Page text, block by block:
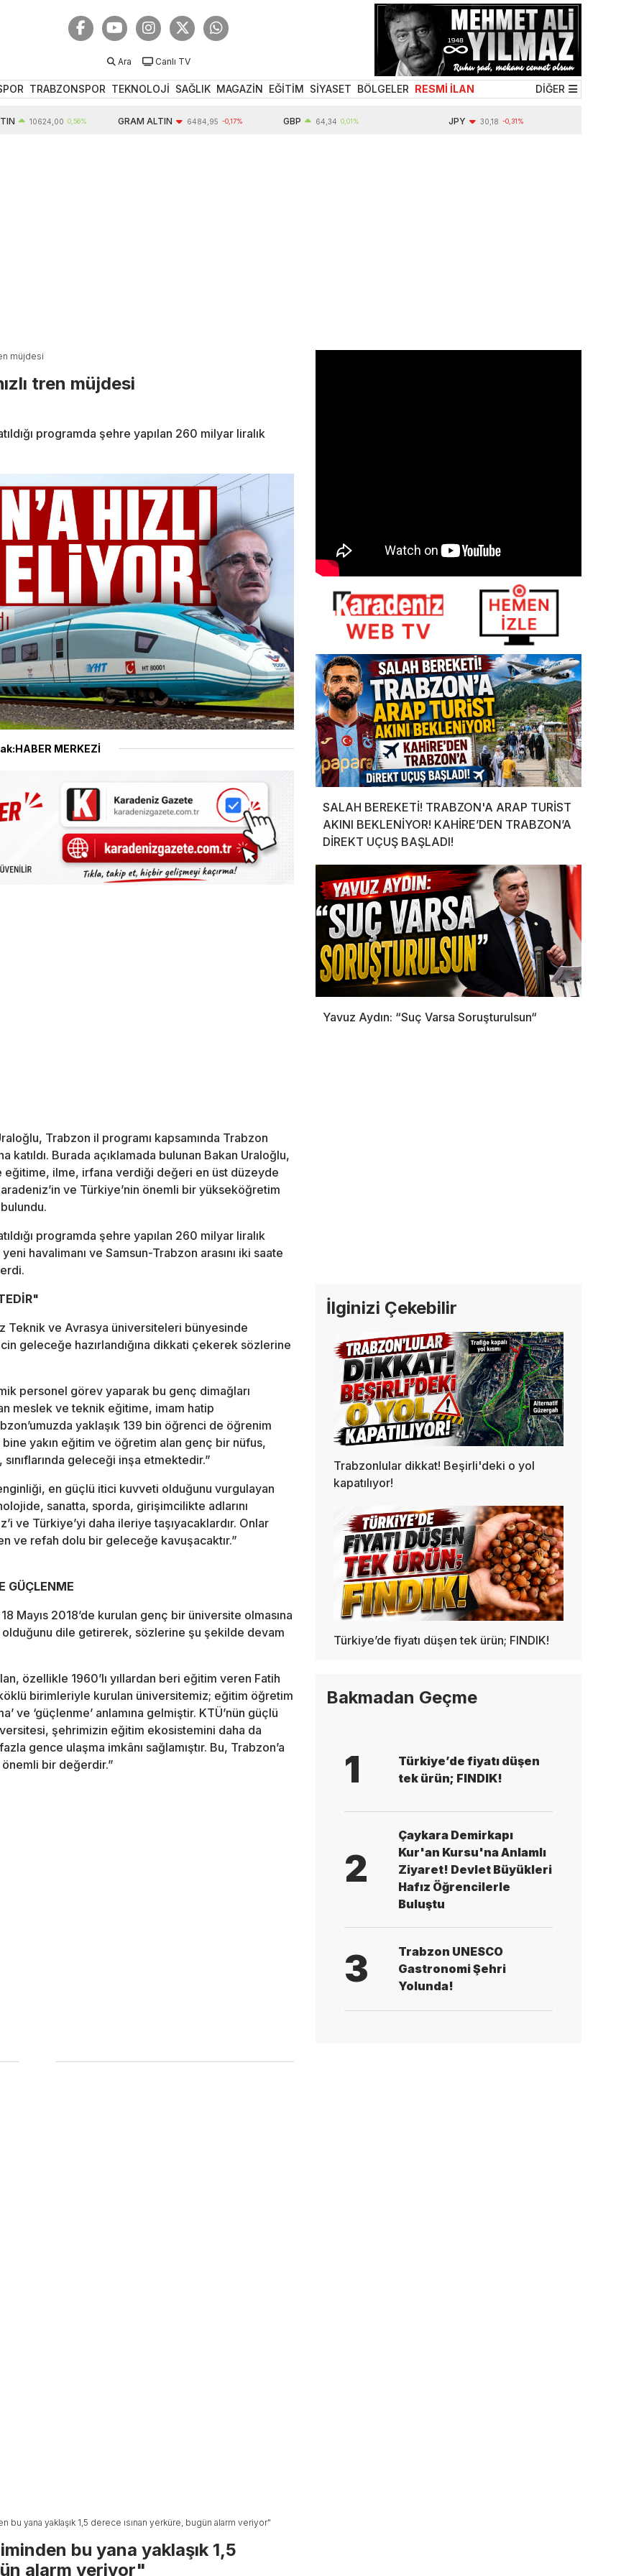
Ara Canlı TV
TRABZONSPOR TEKNOLOJİ SAĞLIK MAGAZİN EĞİTİM SİYASET BÖLGELER RESMİ İLAN DİĞER
10624,00 0,56% GRAM ALTIN 6484,95 -0,17% 64,34 0,01% 30,18 -0,31%
müjdesi
tren müjdesi
programda şehre yapılan 260 milyar liralık
MERKEZİ
Trabzon il programı kapsamında Trabzon
katıldı. Burada açıklamada bulunan Bakan Uraloğlu,
eğitime, ilme, irfana verdiği değeri en üst düzeyde
ve Türkiye’nin önemli bir yükseköğretim
programda şehre yapılan 260 milyar liralık
havalimanı ve Samsun-Trabzon arasını iki saate
Teknik ve Avrasya üniversiteleri bünyesinde
geleceğe hazırlandığına dikkati çekerek sözlerine
personel görev yaparak bu genç dimağları
meslek ve teknik eğitime, imam hatip
yaklaşık 139 bin öğrenci de öğrenim
yakın eğitim ve öğretim alan genç bir nüfus,
geleceği inşa etmektedir.”
en güçlü itici kuvveti olduğunu vurgulayan
sanatta, sporda, girişimcilikte adlarını
ve Türkiye’yi daha ileriye taşıyacaklardır. Onlar
ve refah dolu bir geleceğe kavuşacaktır.”
GÜÇLENME
Mayıs 2018’de kurulan genç bir üniversite olmasına
dile getirerek, sözlerine şu şekilde devam
özellikle 1960’lı yıllardan beri eğitim veren Fatih
birimleriyle kurulan üniversitemiz; eğitim öğretim
ve ‘güçlenme’ anlamına gelmiştir. KTÜ’nün güçlü
şehrimizin eğitim ekosistemini daha da
gence ulaşma imkânı sağlamıştır. Bu, Trabzon’a
önemli bir değerdir.”
bu yana yaklaşık 1,5 derece ısınan yerküre, bugün alarm veriyor"
bu yana yaklaşık 1,5
alarm veriyor"
SALAH BEREKETİ! TRABZON'A ARAP TURİST
AKINI BEKLENİYOR! KAHİRE’DEN TRABZON’A
DİREKT UÇUŞ BAŞLADI!
Yavuz Aydın: “Suç Varsa Soruşturulsun“
İlginizi Çekebilir
Trabzonlular dikkat! Beşirli'deki o yol
kapatılıyor!
Türkiye’de fiyatı düşen tek ürün; FINDIK!
Bakmadan Geçme
1
Türkiye’de fiyatı düşen
tek ürün; FINDIK!
2
Çaykara Demirkapı
Kur'an Kursu'na Anlamlı
Ziyaret! Devlet Büyükleri
Hafız Öğrencilerle
Buluştu
3
Trabzon UNESCO
Gastronomi Şehri
Yolunda!